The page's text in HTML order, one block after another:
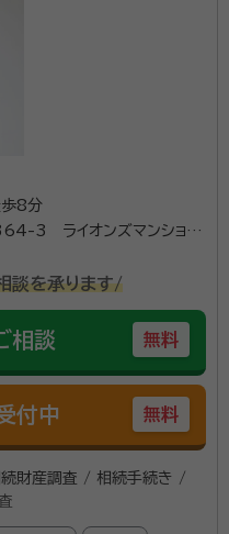
さいました。
ポート・相続手続サポ
。おかげさまで本稼働
情の手続きサポート
。相続人が20名以上に
妻が前妻との複数の子
一筋縄ではいかない相
ます。愛するご家族を
む間もなくいろいろな
そのご負担を少しでも
がありましたらお気軽
歩8分
3 ライオンズマンション
談を承ります/
相談 無料
付中 無料
財産調査 / 相続手続き /